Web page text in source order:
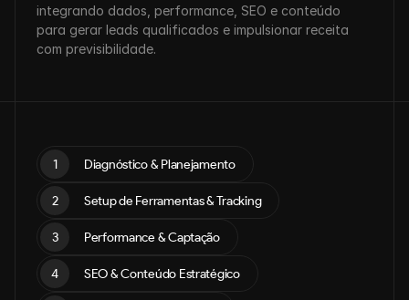
integrando dados, performance, SEO e conteúdo
para gerar leads qualificados e impulsionar receita
com previsibilidade.
1 Diagnóstico & Planejamento
2 Setup de Ferramentas & Tracking
3 Performance & Captação
4 SEO & Conteúdo Estratégico